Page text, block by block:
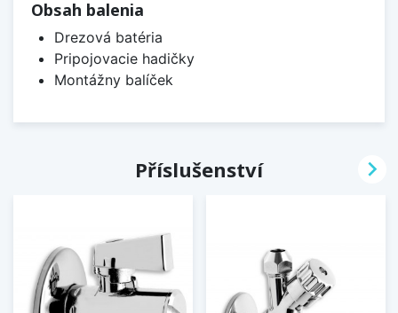
Obsah balenia
Drezová batéria
Pripojovacie hadičky
Montážny balíček
Příslušenství 